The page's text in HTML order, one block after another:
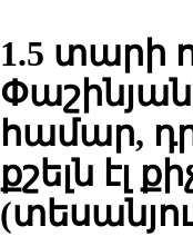
1.5 տարի
համար,
քշելն էլ